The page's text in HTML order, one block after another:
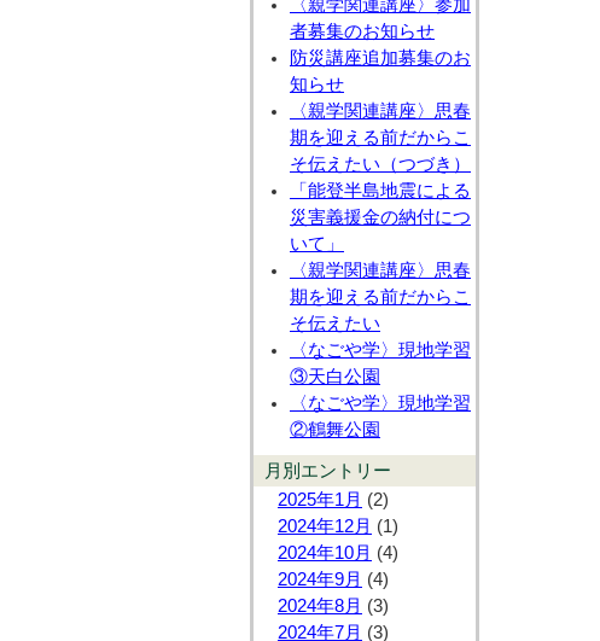
〈親学関連講座〉参加
者募集のお知らせ
防災講座追加募集のお
知らせ
〈親学関連講座〉思春
期を迎える前だからこ
そ伝えたい（つづき）
「能登半島地震による
災害義援金の納付につ
いて」
〈親学関連講座〉思春
期を迎える前だからこ
そ伝えたい
〈なごや学〉現地学習
③天白公園
〈なごや学〉現地学習
②鶴舞公園
月別エントリー
2025年1月 (2)
2024年12月 (1)
2024年10月 (4)
2024年9月 (4)
2024年8月 (3)
2024年7月 (3)